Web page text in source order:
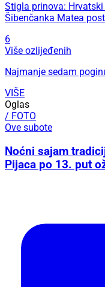
Stigla prinova:
Šibenčanka Matea
6
Više ozlijeđenih
Najmanje sedam
VIŠE
Oglas
/ FOTO
Ove subote
Noćni sajam
Pijaca po 13. put